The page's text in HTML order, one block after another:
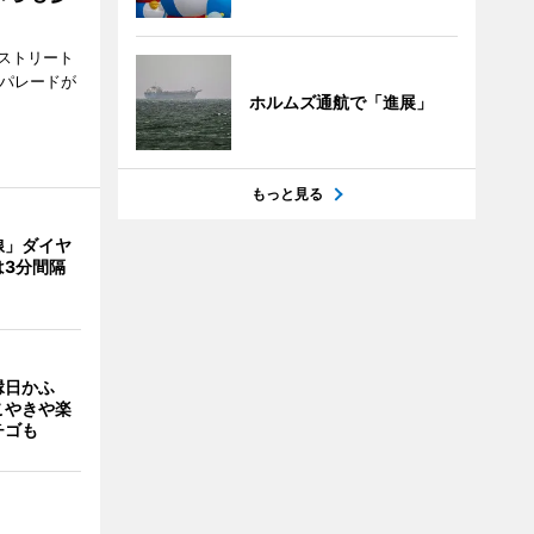
トリート
レードが
」ダイヤ
分間隔
日かふ
きや楽
ゴも
ホルムズ通航で「進展」
もっと見る